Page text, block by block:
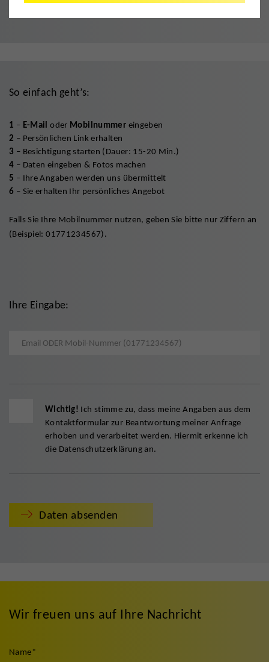
nötig. Sie sparen Zeit und erhalten schneller ein Angebot.
So einfach geht’s:
1 – E-Mail oder Mobilnummer eingeben
2 – Persönlichen Link erhalten
3 – Besichtigung starten (Dauer: 15-20 Min.)
4 – Daten eingeben & Fotos machen
5 – Ihre Angaben werden uns übermittelt
6 – Sie erhalten Ihr persönliches Angebot
Falls Sie Ihre Mobilnummer nutzen, geben Sie bitte nur Ziffern an
(Beispiel: 01771234567).
Ihre Eingabe:
Email ODER Mobil-Nummer eingeben (ohne Leerzeichen)
Wichtig! Ich stimme zu, dass meine Angaben aus dem
Kontaktformular zur Beantwortung meiner Anfrage
erhoben und verarbeitet werden. Hiermit erkenne ich
die Datenschutzerklärungan.
Daten absenden
Wir freuen uns auf Ihre Nachricht
Name*